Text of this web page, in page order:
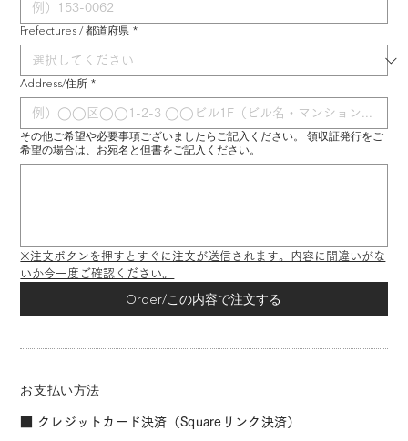
Prefectures / 都道府県 *
Address/住所 *
その他ご希望や必要事項ございましたらご記入ください。 領収証発行をご
希望の場合は、お宛名と但書をご記入ください。
※注文ボタンを押すとすぐに注文が送信されます。内容に間違いがな
いか今一度ご確認ください。
Order/この内容で注文する
お支払い方法
■ クレジットカード決済（Squareリンク決済）